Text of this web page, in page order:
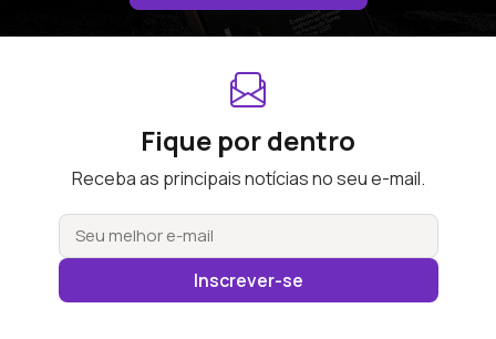
Fique por dentro
Receba as principais notícias no seu e-mail.
Inscrever-se